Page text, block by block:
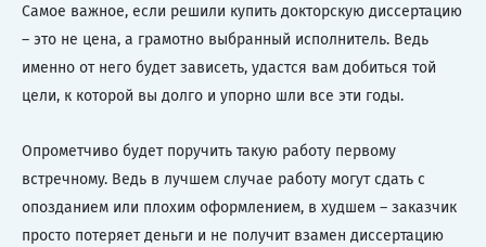
Самое важное, если решили купить докторскую диссертацию
– это не цена, а грамотно выбранный исполнитель. Ведь
именно от него будет зависеть, удастся вам добиться той
цели, к которой вы долго и упорно шли все эти годы.
Опрометчиво будет поручить такую работу первому
встречному. Ведь в лучшем случае работу могут сдать с
опозданием или плохим оформлением, в худшем – заказчик
просто потеряет деньги и не получит взамен диссертацию